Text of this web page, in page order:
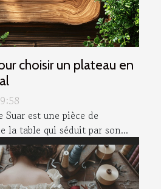
choisir un plateau en
Suar est une pièce de
la table qui séduit par son...